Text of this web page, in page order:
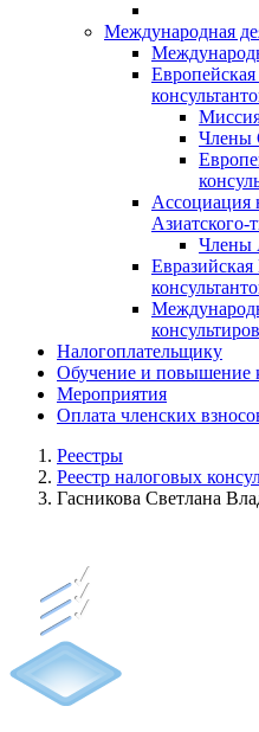
Международная
Члены
Ассоциация
Налогоплательщику
Обучение и повышение
Мероприятия
Оплата членских
Реестры
Реестр налоговых
Гасникова Светлана